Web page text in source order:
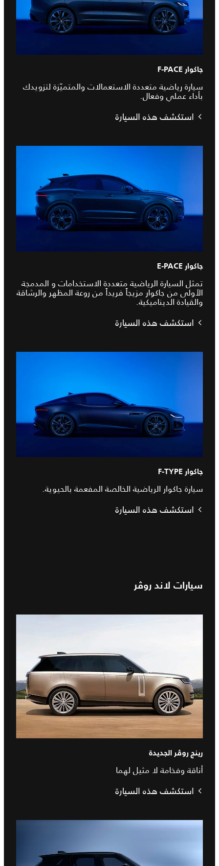
جاكوار F-PACE
سيارة رياضية متعددة الاستعمالات والمتميّزة لتزويدك
بأداء عملي وفعال.
استكشف هذه السيارة
جاكوار E‑PACE
تمثل السيارة الرياضية متعددة الاستخدامات و المدمجة
الأولى من جاكوار مزيجاً فريداً من روعة المظهر والرشاقة
والقيادة الديناميكية.
استكشف هذه السيارة
جاكوار F-TYPE
سيارة جاكوار الرياضية الخالصة المفعمة بالحيوية.
استكشف هذه السيارة
سيارات لاند روڤر
رينج روڤر الجديدة
أناقة وفخامة لا مثيل لهما
استكشف هذه السيارة